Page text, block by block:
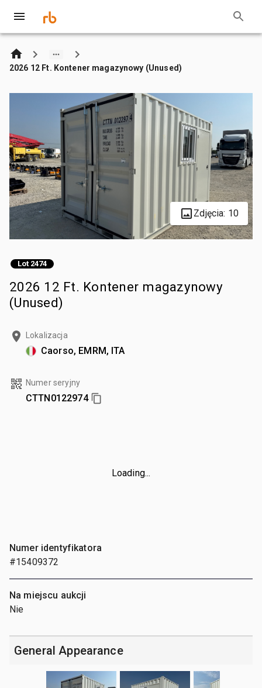
2026 12 Ft. Kontener magazynowy (Unused)
Zdjęcia: 10
Lot 2474
2026 12 Ft. Kontener magazynowy
(Unused)
Lokalizacja
Caorso, EMRM, ITA
Numer seryjny
CTTN0122974
Loading...
Numer identyfikatora
#15409372
Na miejscu aukcji
Nie
General Appearance